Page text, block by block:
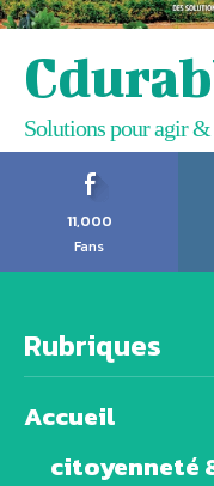
Solutions pour agir
11,000
Fans
Rubriques
Accueil
citoyenneté